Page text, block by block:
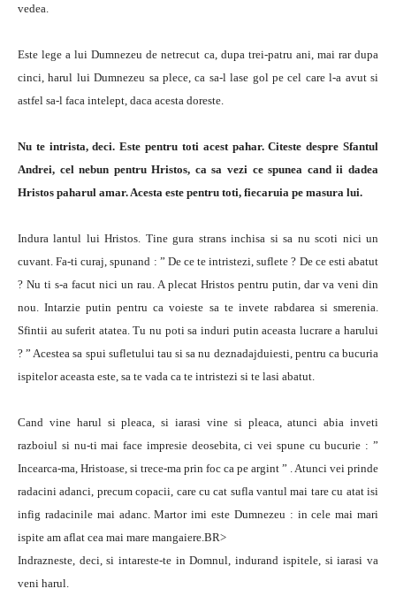
vedea.
Este lege a lui Dumnezeu de netrecut ca, dupa trei-patru ani, mai rar dupa
cinci, harul lui Dumnezeu sa plece, ca sa-l lase gol pe cel care l-a avut si
astfel sa-l faca intelept, daca acesta doreste.
Nu te intrista, deci. Este pentru toti acest pahar. Citeste despre Sfantul
Andrei, cel nebun pentru Hristos, ca sa vezi ce spunea cand ii dadea
Hristos paharul amar. Acesta este pentru toti, fiecaruia pe masura lui.
Indura lantul lui Hristos. Tine gura strans inchisa si sa nu scoti nici un
cuvant. Fa-ti curaj, spunand : ” De ce te intristezi, suflete ? De ce esti abatut
? Nu ti s-a facut nici un rau. A plecat Hristos pentru putin, dar va veni din
nou. Intarzie putin pentru ca voieste sa te invete rabdarea si smerenia.
Sfintii au suferit atatea. Tu nu poti sa induri putin aceasta lucrare a harului
? ” Acestea sa spui sufletului tau si sa nu deznadajduiesti, pentru ca bucuria
ispitelor aceasta este, sa te vada ca te intristezi si te lasi abatut.
Cand vine harul si pleaca, si iarasi vine si pleaca, atunci abia inveti
razboiul si nu-ti mai face impresie deosebita, ci vei spune cu bucurie : ”
Incearca-ma, Hristoase, si trece-ma prin foc ca pe argint ” . Atunci vei prinde
radacini adanci, precum copacii, care cu cat sufla vantul mai tare cu atat isi
infig radacinile mai adanc. Martor imi este Dumnezeu : in cele mai mari
ispite am aflat cea mai mare mangaiere.BR>
Indrazneste, deci, si intareste-te in Domnul, indurand ispitele, si iarasi va
veni harul.